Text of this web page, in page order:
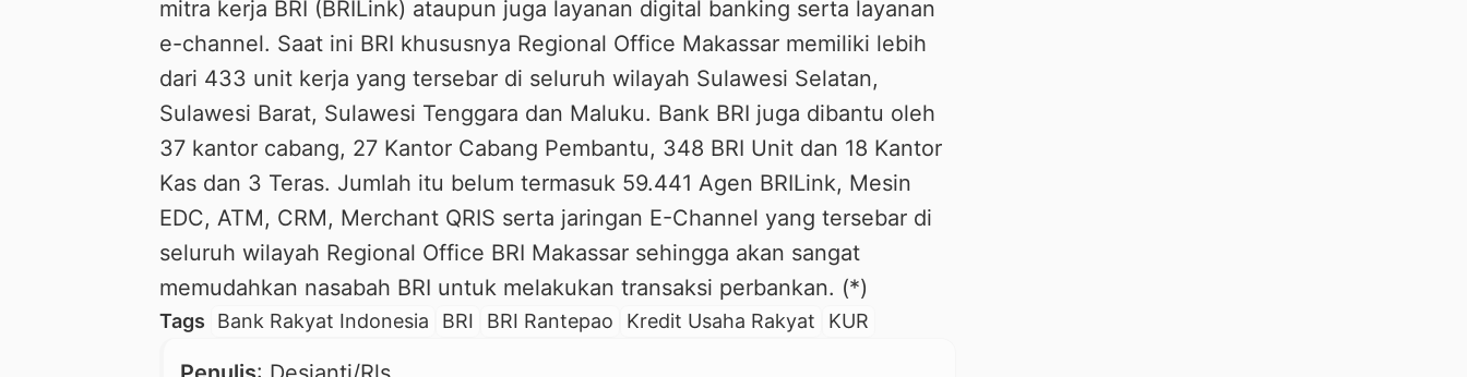
mitra kerja BRI (BRILink) ataupun juga layanan digital banking serta layanan
e-channel. Saat ini BRI khususnya Regional Office Makassar memiliki lebih
dari 433 unit kerja yang tersebar di seluruh wilayah Sulawesi Selatan,
Sulawesi Barat, Sulawesi Tenggara dan Maluku. Bank BRI juga dibantu oleh
37 kantor cabang, 27 Kantor Cabang Pembantu, 348 BRI Unit dan 18 Kantor
Kas dan 3 Teras. Jumlah itu belum termasuk 59.441 Agen BRILink, Mesin
EDC, ATM, CRM, Merchant QRIS serta jaringan E-Channel yang tersebar di
seluruh wilayah Regional Office BRI Makassar sehingga akan sangat
memudahkan nasabah BRI untuk melakukan transaksi perbankan. (*)
Tags Bank Rakyat Indonesia BRI BRI Rantepao Kredit Usaha Rakyat KUR